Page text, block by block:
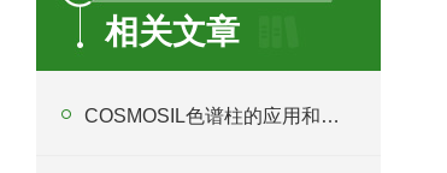
相关文章
COSMOSIL色谱柱的应用和原理概述